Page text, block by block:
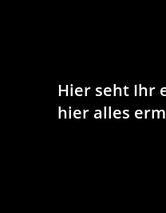
Hier seht Ihr
hier alles